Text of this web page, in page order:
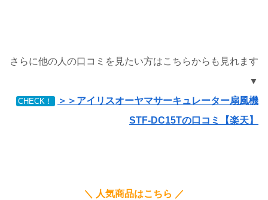
さらに他の人の口コミを見たい方はこちらからも見れます
▼
CHECK！
＞＞アイリスオーヤマサーキュレーター扇風機
STF-DC15Tの口コミ【楽天】
＼ 人気商品はこちら ／